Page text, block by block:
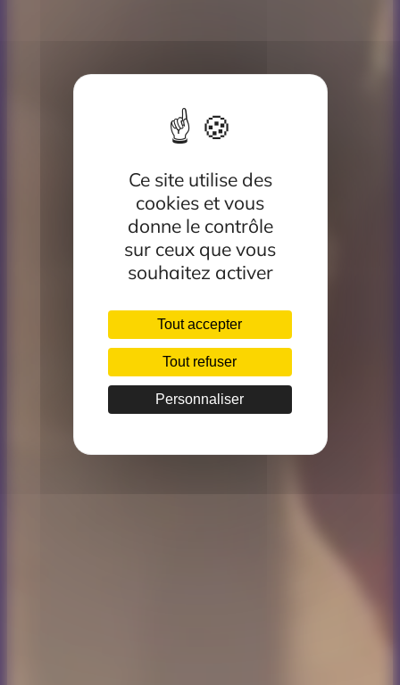
Ce site utilise des
cookies et vous
donne le contrôle
sur ceux que vous
souhaitez activer
Tout accepter
Tout refuser
Personnaliser